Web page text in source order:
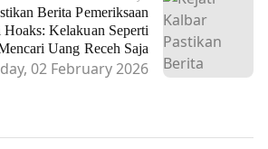
Berita Pemeriksaan
Kelakuan Seperti
Uang Receh Saja
02 February 2026